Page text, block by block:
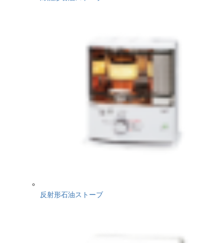
反射形石油ストーブ